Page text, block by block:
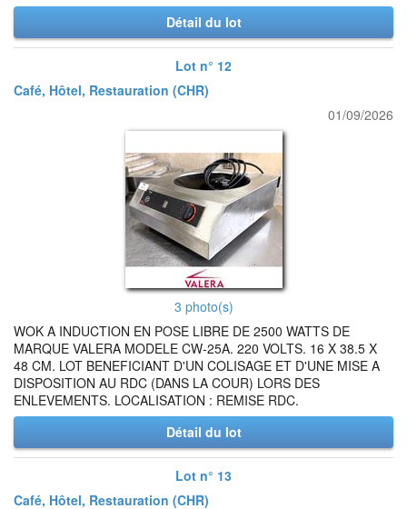
Détail du lot
Lot n° 12
Café, Hôtel, Restauration (CHR)
01/09/2026
3 photo(s)
WOK A INDUCTION EN POSE LIBRE DE 2500 WATTS DE
MARQUE VALERA MODELE CW-25A. 220 VOLTS. 16 X 38.5 X
48 CM. LOT BENEFICIANT D'UN COLISAGE ET D'UNE MISE A
DISPOSITION AU RDC (DANS LA COUR) LORS DES
ENLEVEMENTS. LOCALISATION : REMISE RDC.
Détail du lot
Lot n° 13
Café, Hôtel, Restauration (CHR)